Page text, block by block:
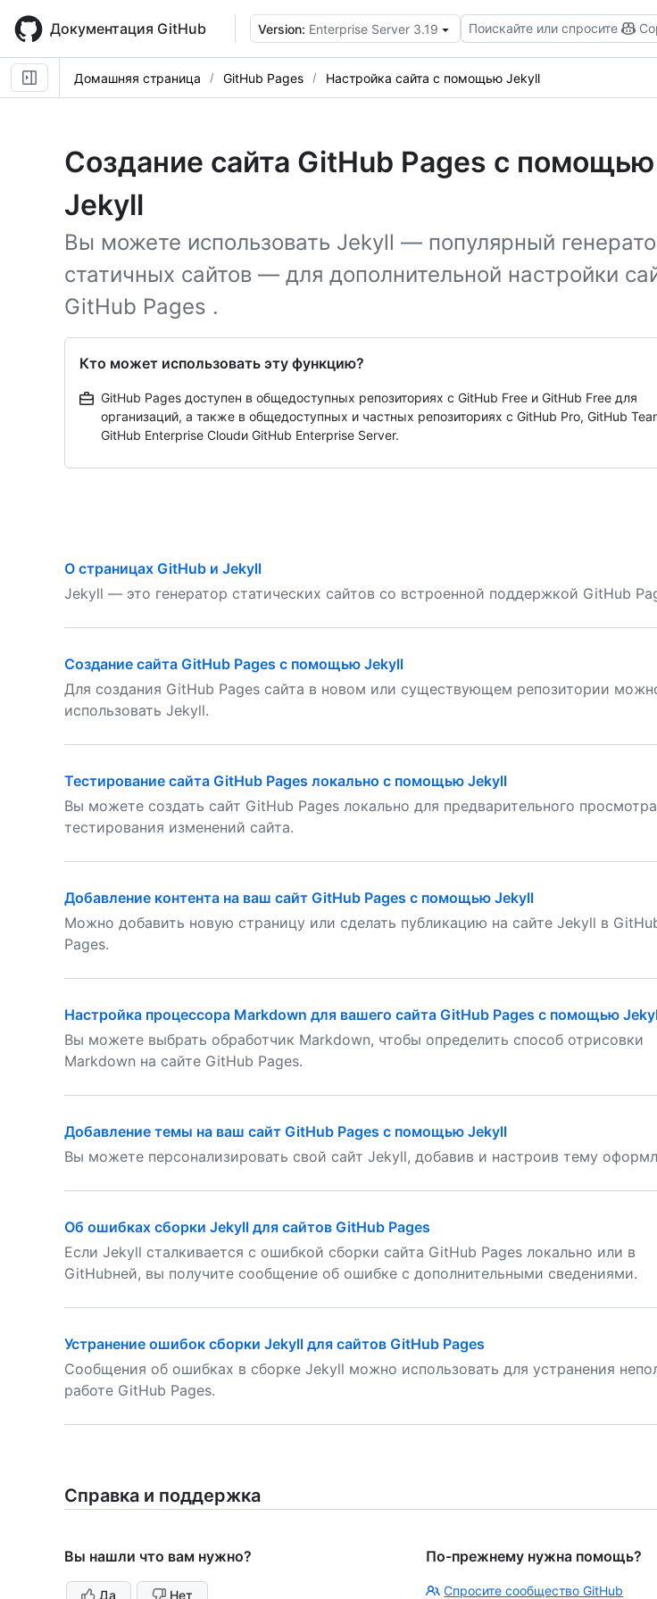
main
content
Документация GitHub Version: Enterprise Server 3.19 Поискайте или спросите
Домашняя страница GitHub Pages Настройка сайта с помощью Jekyll
Создание сайта GitHub Pages с помощью
Jekyll
Вы можете использовать Jekyll — популярный
статичных сайтов — для дополнительной настройки
GitHub Pages .
Кто может использовать эту функцию?
GitHub Pages доступен в общедоступных репозиториях с GitHub Free и GitHub Free для
организаций, а также в общедоступных и частных репозиториях с GitHub Pro, GitHub
GitHub Enterprise Cloudи GitHub Enterprise Server.
О страницах GitHub и Jekyll
Jekyll — это генератор статических сайтов со встроенной поддержкой GitHub
Создание сайта GitHub Pages с помощью Jekyll
Для создания GitHub Pages сайта в новом или существующем репозитории
использовать Jekyll.
Тестирование сайта GitHub Pages локально с помощью Jekyll
Вы можете создать сайт GitHub Pages локально для предварительного
тестирования изменений сайта.
Добавление контента на ваш сайт GitHub Pages с помощью Jekyll
Можно добавить новую страницу или сделать публикацию на сайте Jekyll в
Pages.
Настройка процессора Markdown для вашего сайта GitHub Pages с помощью
Вы можете выбрать обработчик Markdown, чтобы определить способ отрисовки
Markdown на сайте GitHub Pages.
Добавление темы на ваш сайт GitHub Pages с помощью Jekyll
Вы можете персонализировать свой сайт Jekyll, добавив и настроив тему
Об ошибках сборки Jekyll для сайтов GitHub Pages
Если Jekyll сталкивается с ошибкой сборки сайта GitHub Pages локально или в
GitHubней, вы получите сообщение об ошибке с дополнительными сведениями.
Устранение ошибок сборки Jekyll для сайтов GitHub Pages
Сообщения об ошибках в сборке Jekyll можно использовать для устранения
работе GitHub Pages.
Справка и поддержка
Вы нашли что вам нужно?
Да Нет
По-прежнему нужна помощь?
Спросите сообщество GitHub